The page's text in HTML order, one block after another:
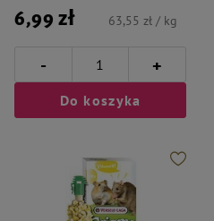
6,99 zł 63,55 zł / kg
- +
Do koszyka